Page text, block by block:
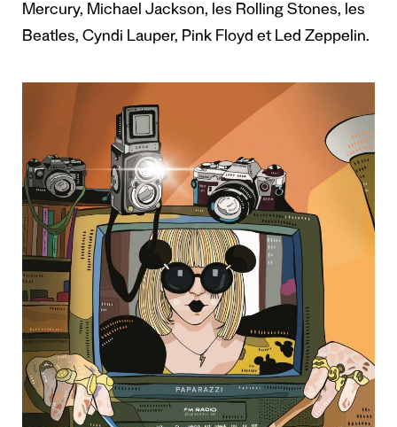
Mercury, Michael Jackson, les Rolling Stones, les
Beatles, Cyndi Lauper, Pink Floyd et Led Zeppelin.